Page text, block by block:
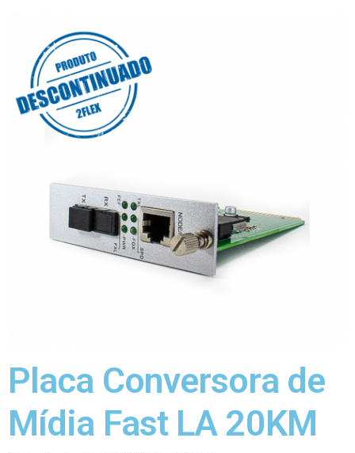
Placa Conversora de
Mídia Fast LA 20KM